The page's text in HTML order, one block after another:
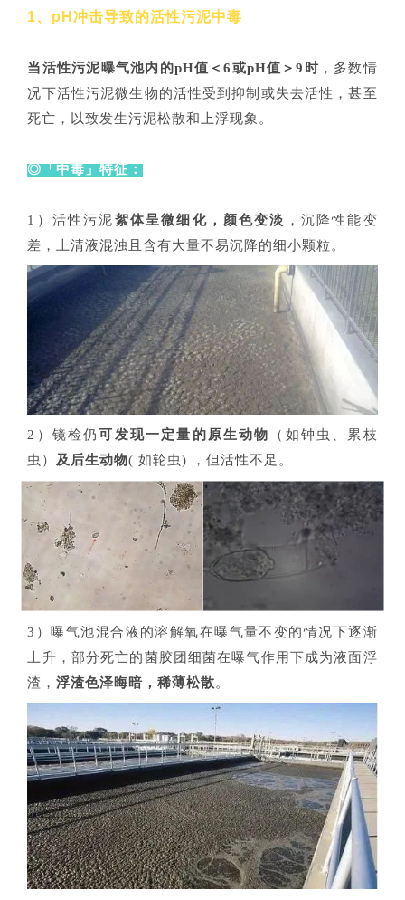
1、pH冲击导致的活性污泥中毒
当活性污泥曝气池内的pH值＜6或pH值＞9时，多数情
况下活性污泥微生物的活性受到抑制或失去活性，甚至
死亡，以致发生污泥松散和上浮现象。
◎「中毒」特征：
1）活性污泥絮体呈微细化，颜色变淡 ，沉降性能变
差，上清液混浊且含有大量不易沉降的细小颗粒。
2）镜检仍可发现一定量的原生动物
（如钟虫、累枝
虫） 及后生动物( 如轮虫) ，但活性不足。
3）曝气池混合液的溶解氧在曝气量不变的情况下逐渐
上升，部分死亡的菌胶团细菌在曝气作用下成为液面浮
渣，浮渣色泽晦暗，稀薄松散。